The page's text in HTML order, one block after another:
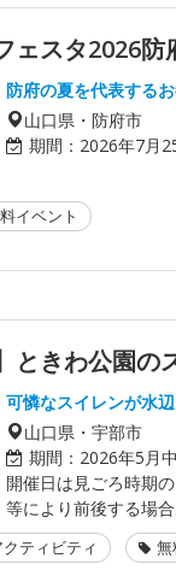
ェスタ2026防
防府の夏を代表する
山口県・防府市
期間： 2026年7月
イベント
ときわ公園の
可憐なスイレンが水
山口県・宇部市
期間： 2026年5月
開催日は見ごろ時期
等により前後する場合
ティビティ 無